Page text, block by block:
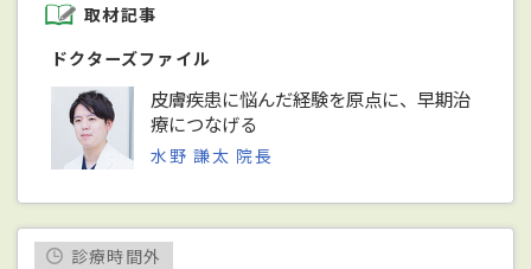
取材記事
ドクターズファイル
皮膚疾患に悩んだ経験を原点に、早期治
療につなげる
水野 謙太 院長
診療時間外